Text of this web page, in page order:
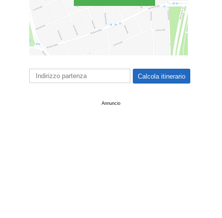
Annuncio